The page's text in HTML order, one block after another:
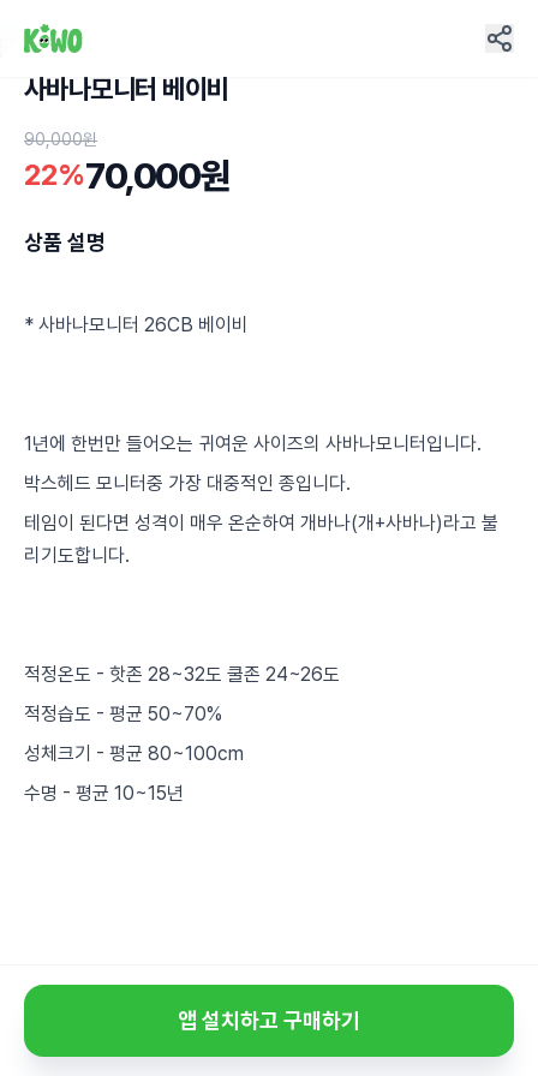
사바나모니터 베이비
90,000원
22%70,000원
상품 설명
* 사바나모니터 26CB 베이비
1년에 한번만 들어오는 귀여운 사이즈의 사바나모니터입니다.
박스헤드 모니터중 가장 대중적인 종입니다.
테임이 된다면 성격이 매우 온순하여 개바나(개+사바나)라고 불
리기도합니다.
적정온도 - 핫존 28~32도 쿨존 24~26도
적정습도 - 평균 50~70%
성체크기 - 평균 80~100cm
수명 - 평균 10~15년
앱 설치하고 구매하기